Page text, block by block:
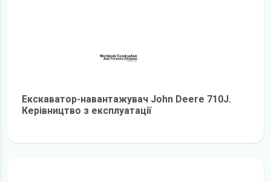
Екскаватор-навантажувач John Deere 710J.
Керівництво з експлуатації